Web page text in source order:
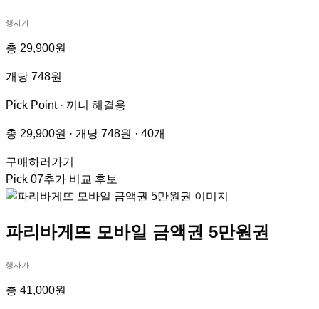
행사가
총 29,900원
개당 748원
Pick Point · 끼니 해결용
총 29,900원 · 개당 748원 · 40개
구매하러가기
Pick 07추가 비교 후보
파리바게뜨 모바일 금액권 5만원권
행사가
총 41,000원